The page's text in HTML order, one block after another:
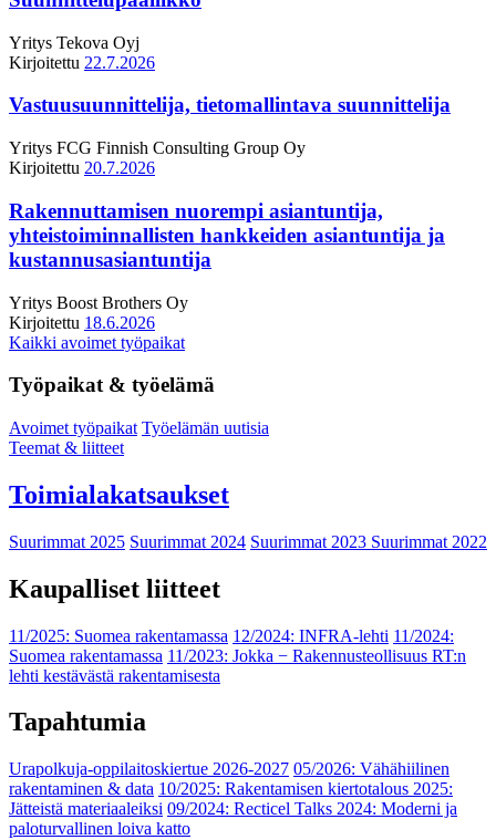
Yritys Tekova Oyj
Kirjoitettu 22.7.2026
Vastuusuunnittelija, tietomallintava suunnittelija
Yritys FCG Finnish Consulting Group Oy
Kirjoitettu 20.7.2026
Rakennuttamisen nuorempi asiantuntija,
yhteistoiminnallisten hankkeiden asiantuntija ja
kustannusasiantuntija
Yritys Boost Brothers Oy
Kirjoitettu 18.6.2026
Kaikki avoimet työpaikat
Työpaikat & työelämä
Avoimet työpaikat Työelämän uutisia
Teemat & liitteet
Toimialakatsaukset
Suurimmat 2025 Suurimmat 2024 Suurimmat 2023 Suurimmat 2022
Kaupalliset liitteet
11/2025: Suomea rakentamassa 12/2024: INFRA-lehti 11/2024:
Suomea rakentamassa 11/2023: Jokka − Rakennusteollisuus RT:n
lehti kestävästä rakentamisesta
Tapahtumia
Urapolkuja-oppilaitoskiertue 2026-2027 05/2026: Vähähiilinen
rakentaminen & data 10/2025: Rakentamisen kiertotalous 2025:
Jätteistä materiaaleiksi 09/2024: Recticel Talks 2024: Moderni ja
paloturvallinen loiva katto